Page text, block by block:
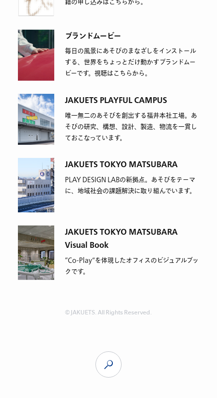
ブランドムービー
毎日の風景にあそびのまなざしをインストール
する、世界をちょっとだけ動かすブランドムー
ビーです。視聴はこちらから。
JAKUETS PLAYFUL CAMPUS
唯一無二のあそびを創出する福井本社工場。あ
そびの研究、構想、設計、製造、物流を一貫し
ておこなっています。
JAKUETS TOKYO MATSUBARA
PLAY DESIGN LABの新拠点。あそびをテーマ
に、地域社会の課題解決に取り組んでいます。
JAKUETS TOKYO MATSUBARA
Visual Book
”Co-Play“を体現したオフィスのビジュアルブッ
クです。
© JAKUETS. All Rights Reserved.